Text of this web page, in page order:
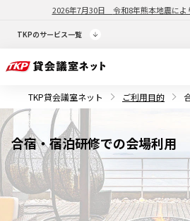
2026年7月30日 令和8年熊本地震に
TKPのサービス一覧
TKP貸会議室ネット
ご利用目的
合宿・宿泊研修での会場利用